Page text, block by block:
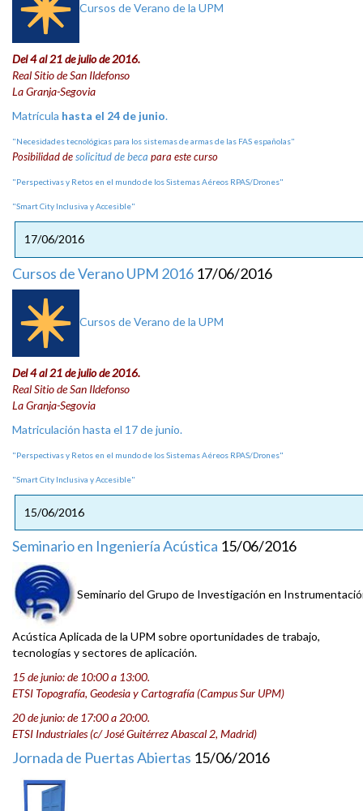
Cursos de Verano de la UPM
Del 4 al 21 de julio de 2016.
Real Sitio de San Ildefonso
La Granja-Segovia
Matrícula hasta el 24 de junio.
"Necesidades tecnológicas para los sistemas de armas de las FAS españolas"
Posibilidad desolicitud de beca para este curso
"Perspectivas y Retos en el mundo de los Sistemas Aéreos RPAS/Drones"
"Smart City Inclusiva y Accesible"
17/06/2016
Cursos de Verano UPM 2016 17/06/2016
Cursos de Verano de la UPM
Del 4 al 21 de julio de 2016.
Real Sitio de San Ildefonso
La Granja-Segovia
Matriculación hasta el 17 de junio.
"Perspectivas y Retos en el mundo de los Sistemas Aéreos RPAS/Drones"
"Smart City Inclusiva y Accesible"
15/06/2016
Seminario en Ingeniería Acústica 15/06/2016
Seminario del Grupo de Investigación en
Acústica Aplicada de la UPM sobre oportunidades de trabajo,
tecnologías y sectores de aplicación.
15 de junio: de 10:00 a 13:00.
ETSI Topografía, Geodesia y Cartografía (Campus Sur UPM)
20 de junio: de 17:00 a 20:00.
ETSI Industriales (c/ José Guitérrez Abascal 2, Madrid)
Jornada de Puertas Abiertas 15/06/2016